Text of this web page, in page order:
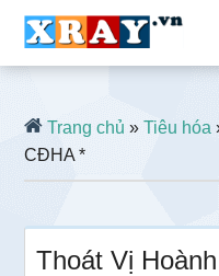
Trang chủ »Tiêu hóa
CĐHA *
Thoát Vị